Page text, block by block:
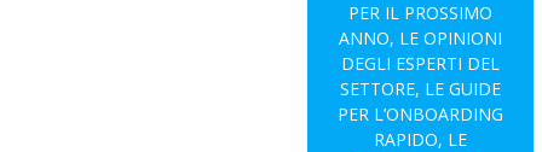
PER IL PROSSIMO
ANNO, LE OPINIONI
DEGLI ESPERTI DEL
SETTORE, LE GUIDE
PER L’ONBOARDING
RAPIDO, LE